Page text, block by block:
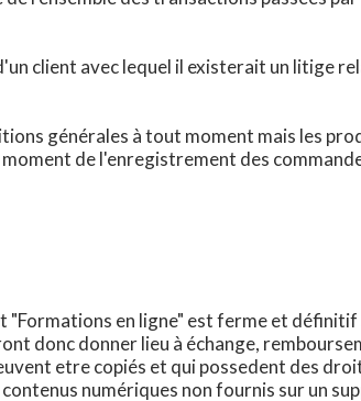
client avec lequel il existerait un litige
générales à tout moment mais les
de l'enregistrement des
"Formations en ligne" est ferme et définitif
donc donner lieu à échange,
etre copiés et qui possedent des
numériques non fournis sur un